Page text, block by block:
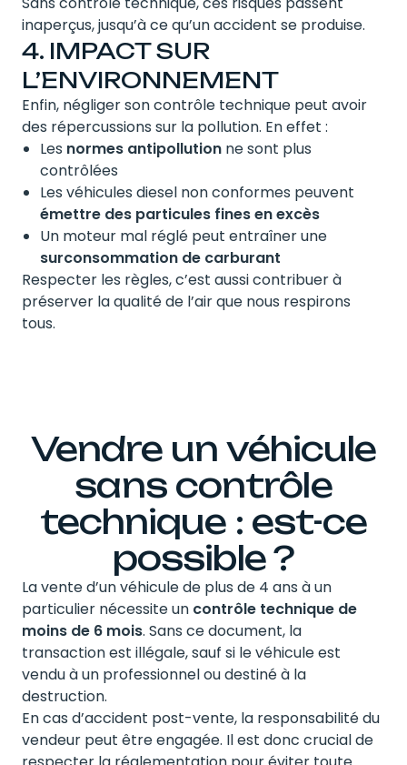
inaperçus, jusqu’à ce qu’un accident se produise.
4. IMPACT SUR
L’ENVIRONNEMENT
Enfin, négliger son contrôle technique peut avoir
des répercussions sur la pollution. En effet :
Les normes antipollution ne sont plus
contrôlées
Les véhicules diesel non conformes peuvent
émettre des particules fines en excès
Un moteur mal réglé peut entraîner une
surconsommation de carburant
Respecter les règles, c’est aussi contribuer à
préserver la qualité de l’air que nous respirons
tous.
Vendre un véhicule
sans contrôle
technique : est-ce
possible ?
La vente d’un véhicule de plus de 4 ans à un
particulier nécessite un contrôle technique de
moins de 6 mois. Sans ce document, la
transaction est illégale, sauf si le véhicule est
vendu à un professionnel ou destiné à la
destruction.
En cas d’accident post-vente, la responsabilité du
vendeur peut être engagée. Il est donc crucial de